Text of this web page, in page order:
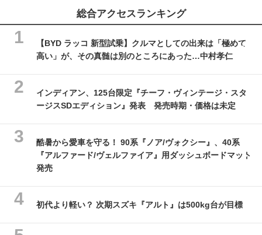
総合アクセスランキング
【BYD ラッコ 新型試乗】クルマとしての出来は「極めて
高い」が、その真髄は別のところにあった…中村孝仁
インディアン、125台限定『チーフ・ヴィンテージ・スタ
ージスSDエディション』発表 発売時期・価格は未定
酷暑から愛車を守る！ 90系『ノア/ヴォクシー』、40系
『アルファード/ヴェルファイア』用ダッシュボードマット
発売
初代より軽い？ 次期スズキ『アルト』は500kg台が目標